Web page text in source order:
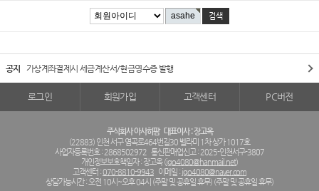
공지 가상계좌결제시 세금계산서/현금영수증 발행
로그인 회원가입 고객센터 PC버전
주식회사 아사히팜 대표이사 : 장고옥
(22883) 인천 서구 염곡로464번길30 벨라미 1차 상가 1017호
사업자등록번호 : 2868502972 통신판매업신고 : 2025-인천서구-3807
개인정보보호책임자 : 장고옥 (jgo4080@hanmail.net)
고객센터 :070-8810-9943 이메일 : jgo4080@naver.com
상담가능시간 : 오전 10시~오후 04시 (주말 및 공휴일 휴무) (주말 및 공휴일 휴무)